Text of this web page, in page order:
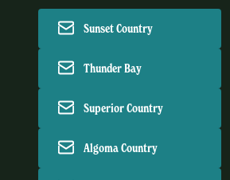
Sunset Country
Thunder Bay
Superior Country
Algoma Country